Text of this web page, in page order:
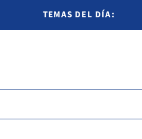
TEMAS DEL DÍA: